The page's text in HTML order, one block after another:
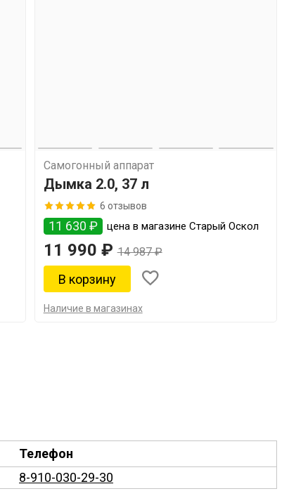
Самогонный аппарат
Дымка 2.0, 37 л
6 отзывов
11 630 ₽ цена в магазине Старый Оскол
11 990 ₽ 14 987 ₽
Наличие в магазинах
Телефон
8-910-030-29-30